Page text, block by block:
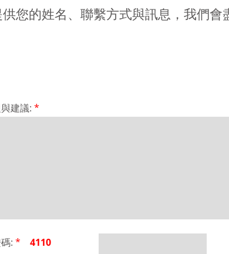
您的姓名、聯繫方式與訊息，我們會
建議: *
: * 4110